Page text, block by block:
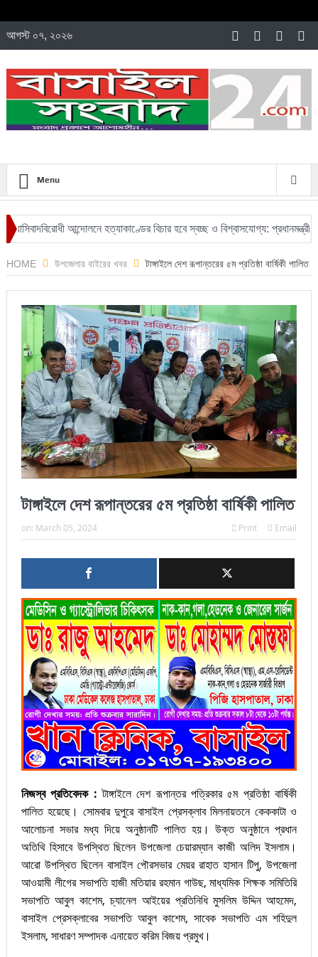
আগস্ট ০৭, ২০২৬
Menu
আন্দোলনে হত্যাকাণ্ডের বিচার হবে স্বচ্ছ ও বিশ্বাসযোগ্য: প্রধানমন্ত্রী
HOME উপজেলার বাইরের খবর টাঙ্গাইলে দেশ রূপান্তরের ৫ম প্রতিষ্ঠা বার্ষিকী পালিত
টাঙ্গাইলে দেশ রূপান্তরের ৫ম প্রতিষ্ঠা বার্ষিকী পালিত
on: March 05, 2024 Print Email
নিজস্ব প্রতিবেদক : টাঙ্গাইলে দেশ রূপান্তর পত্রিকার ৫ম প্রতিষ্ঠা বার্ষিকী
পালিত হয়েছে। সোমবার দুপুরে বাসাইল প্রেসক্লাব মিলনায়তনে কেককাটা ও
আলোচনা সভার মধ্য দিয়ে অনুষ্ঠানটি পালিত হয়। উক্ত অনুষ্ঠানে প্রধান
অতিথি হিসাবে উপস্থিত ছিলেন উপজেলা চেয়ারম্যান কাজী অলিদ ইসলাম।
আরো উপস্থিত ছিলেন বাসাইল পৌরসভার মেয়র রাহাত হাসান টিপু, উপজেলা
আওয়ামী লীগের সভাপতি হাজী মতিয়ার রহমান গাউছ, মাধ্যমিক শিক্ষক সমিতিরি
সভাপতি আবুল কাশেম, চ্যানেল আইয়ের প্রতিনিধি মুসলিম উদ্দিন আহমেদ,
বাসাইল প্রেসক্লাবের সভাপতি আবুল কাশেম, সাবেক সভাপতি এম শহিদুল
ইসলাম, সাধারণ সম্পাদক এনায়েত করিম বিজয় প্রমুখ।